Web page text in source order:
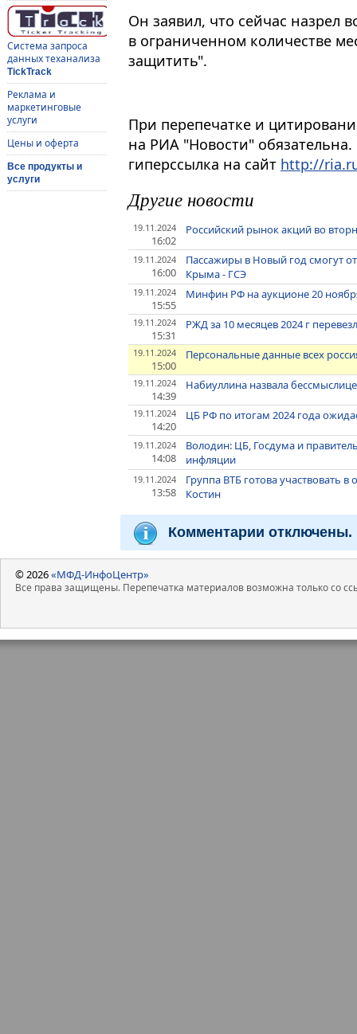
Система запроса
данных теханализа
TickTrack
Реклама и
маркетинговые
услуги
Цены и оферта
Все продукты и
услуги
Он заявил, что сейчас назрел
в ограниченном количестве
защитить".
При перепечатке и
на РИА "Новости"
гиперссылка на сайт http://
Другие новости
19.11.2024
16:02
Российский рынок акций во
19.11.2024
16:00
Пассажиры в Новый год смогут
Крыма - ГСЭ
19.11.2024
15:55
Минфин РФ на аукционе 20
19.11.2024
15:31
РЖД за 10 месяцев 2024 г
19.11.2024
15:00
Персональные данные всех
19.11.2024
14:39
Набиуллина назвала
19.11.2024
14:20
ЦБ РФ по итогам 2024 года
19.11.2024
14:08
Володин: ЦБ, Госдума и
инфляции
19.11.2024
13:58
Группа ВТБ готова участвовать
Костин
Комментарии отключены.
© 2026«МФД-ИнфоЦентр»
Все права защищены. Перепечатка материалов возможна только со